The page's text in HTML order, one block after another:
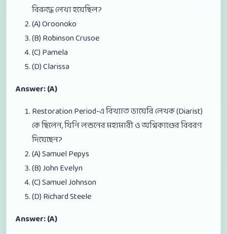
বিরুদ্ধে লেখা হয়েছিল?
(A) Oroonoko
(B) Robinson Crusoe
(C) Pamela
(D) Clarissa
Answer: (A)
Restoration Period-এ বিখ্যাত ডায়েরি লেখক (Diarist)
কে ছিলেন, যিনি লন্ডনের মহামারী ও অগ্নিকাণ্ডের বিবরণ
দিয়েছেন?
(A) Samuel Pepys
(B) John Evelyn
(C) Samuel Johnson
(D) Richard Steele
Answer: (A)